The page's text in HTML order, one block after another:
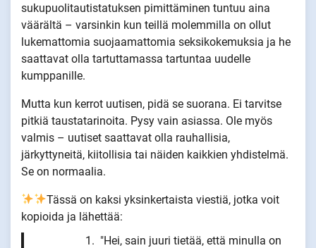
sukupuolitautistatuksen pimittäminen tuntuu aina
väärältä – varsinkin kun teillä molemmilla on ollut
lukemattomia suojaamattomia seksikokemuksia ja he
saattavat olla tartuttamassa tartuntaa uudelle
kumppanille.
Mutta kun kerrot uutisen, pidä se suorana. Ei tarvitse
pitkiä taustatarinoita. Pysy vain asiassa. Ole myös
valmis – uutiset saattavat olla rauhallisia,
järkyttyneitä, kiitollisia tai näiden kaikkien yhdistelmä.
Se on normaalia.
Tässä on kaksi yksinkertaista viestiä, jotka voit
kopioida ja lähettää:
"Hei, sain juuri tietää, että minulla on